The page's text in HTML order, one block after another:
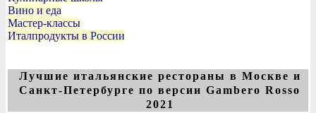
Вино и еда
Мастер-классы
Италпродукты в России
Лучшие итальянские рестораны в Москве и
Санкт-Петербурге по версии Gambero Rosso
2021